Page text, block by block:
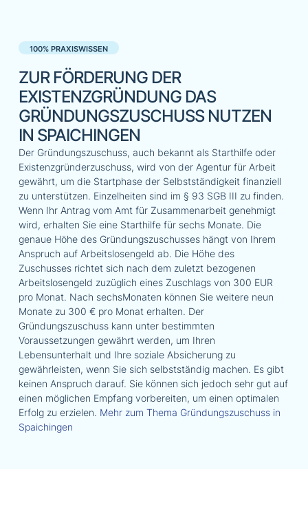
100% PRAXISWISSEN
ZUR FÖRDERUNG DER
EXISTENZGRÜNDUNG DAS
GRÜNDUNGSZUSCHUSS NUTZEN
IN SPAICHINGEN
Der Gründungszuschuss, auch bekannt als Starthilfe oder
Existenzgründerzuschuss, wird von der Agentur für Arbeit
gewährt, um die Startphase der Selbstständigkeit finanziell
zu unterstützen. Einzelheiten sind im § 93 SGB III zu finden.
Wenn Ihr Antrag vom Amt für Zusammenarbeit genehmigt
wird, erhalten Sie eine Starthilfe für sechs Monate. Die
genaue Höhe des Gründungszuschusses hängt von Ihrem
Anspruch auf Arbeitslosengeld ab. Die Höhe des
Zuschusses richtet sich nach dem zuletzt bezogenen
Arbeitslosengeld zuzüglich eines Zuschlags von 300 EUR
pro Monat. Nach sechsMonaten können Sie weitere neun
Monate zu 300 € pro Monat erhalten. Der
Gründungszuschuss kann unter bestimmten
Voraussetzungen gewährt werden, um Ihren
Lebensunterhalt und Ihre soziale Absicherung zu
gewährleisten, wenn Sie sich selbstständig machen. Es gibt
keinen Anspruch darauf. Sie können sich jedoch sehr gut auf
einen möglichen Empfang vorbereiten, um einen optimalen
Erfolg zu erzielen. Mehr zum Thema Gründungszuschuss in
Spaichingen